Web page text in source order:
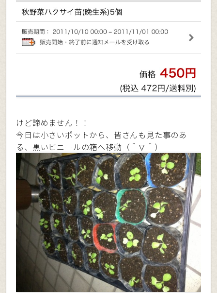
けど諦めません！！
今日は小さいポットから、皆さんも見た事のあ
る、黒いビニールの箱へ移動（＾∇＾）